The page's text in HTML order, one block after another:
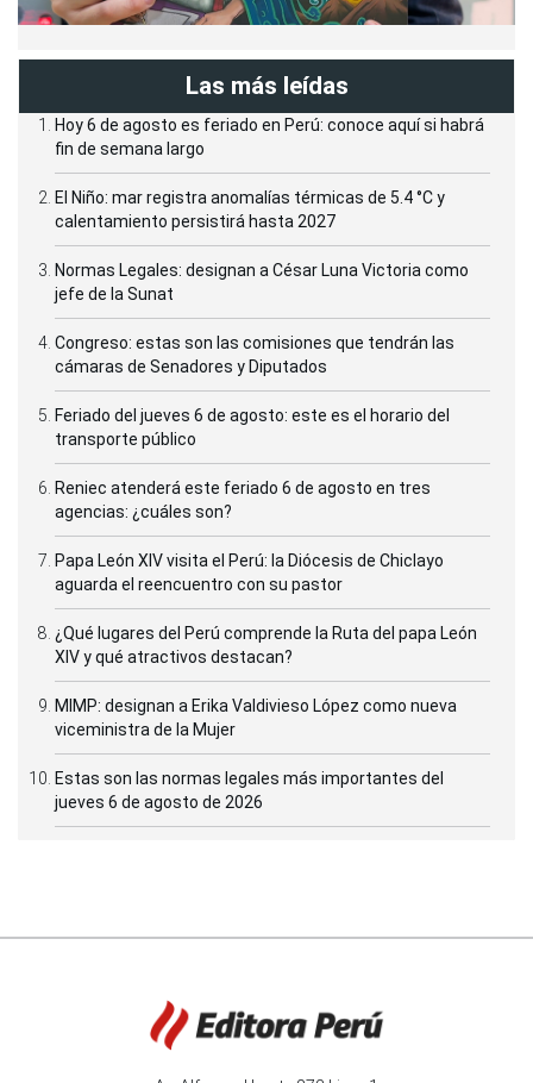
Las más leídas
Hoy 6 de agosto es feriado en Perú: conoce aquí si habrá
fin de semana largo
El Niño: mar registra anomalías térmicas de 5.4 °C y
calentamiento persistirá hasta 2027
Normas Legales: designan a César Luna Victoria como
jefe de la Sunat
Congreso: estas son las comisiones que tendrán las
cámaras de Senadores y Diputados
Feriado del jueves 6 de agosto: este es el horario del
transporte público
Reniec atenderá este feriado 6 de agosto en tres
agencias: ¿cuáles son?
Papa León XIV visita el Perú: la Diócesis de Chiclayo
aguarda el reencuentro con su pastor
¿Qué lugares del Perú comprende la Ruta del papa León
XIV y qué atractivos destacan?
MIMP: designan a Erika Valdivieso López como nueva
viceministra de la Mujer
Estas son las normas legales más importantes del
jueves 6 de agosto de 2026